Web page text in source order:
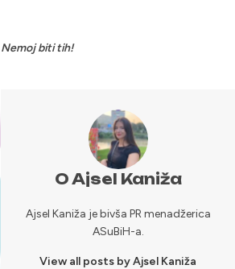
Nemoj biti tih!
O Ajsel Kaniža
Ajsel Kaniža je bivša PR menadžerica
ASuBiH-a.
View all posts by Ajsel Kaniža